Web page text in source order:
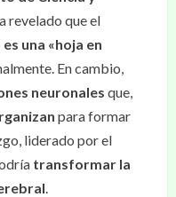
revelado que el
es una «hoja en
En cambio,
neuronales que,
para formar
liderado por el
transformar la
.